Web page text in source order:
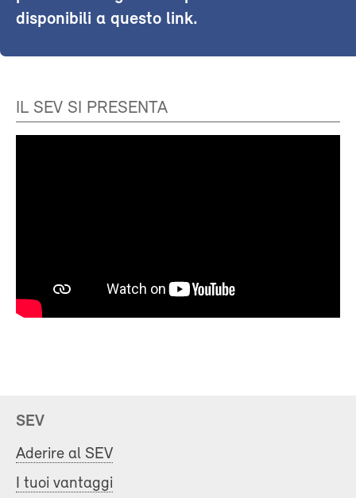
disponibili a questo link.
IL SEV SI PRESENTA
SEV
Aderire al SEV
I tuoi vantaggi